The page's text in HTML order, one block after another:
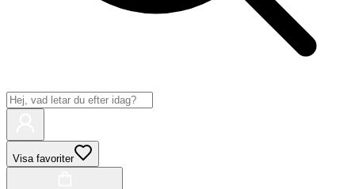
Visa favoriter